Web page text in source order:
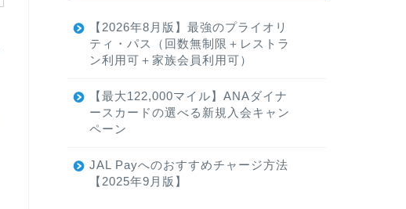
【2026年8月版】最強のプライオリ
ティ・パス（回数無制限＋レストラ
ン利用可＋家族会員利用可）
【最大122,000マイル】ANAダイナ
ースカードの選べる新規入会キャン
ペーン
JAL Payへのおすすめチャージ方法
【2025年9月版】